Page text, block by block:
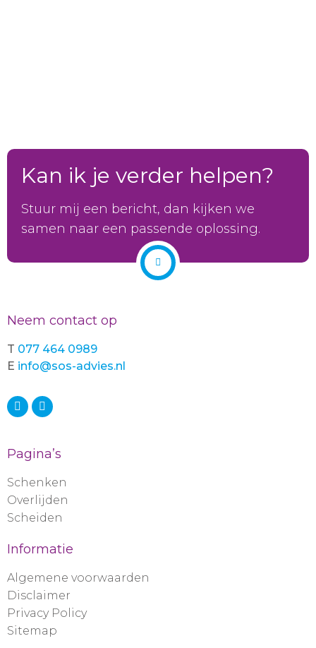
Kan ik je verder helpen?
Stuur mij een bericht, dan kijken we
samen naar een passende oplossing.
Neem contact op
T 077 464 0989
E info@sos-advies.nl
Pagina’s
Schenken
Overlijden
Scheiden
Informatie
Algemene voorwaarden
Disclaimer
Privacy Policy
Sitemap